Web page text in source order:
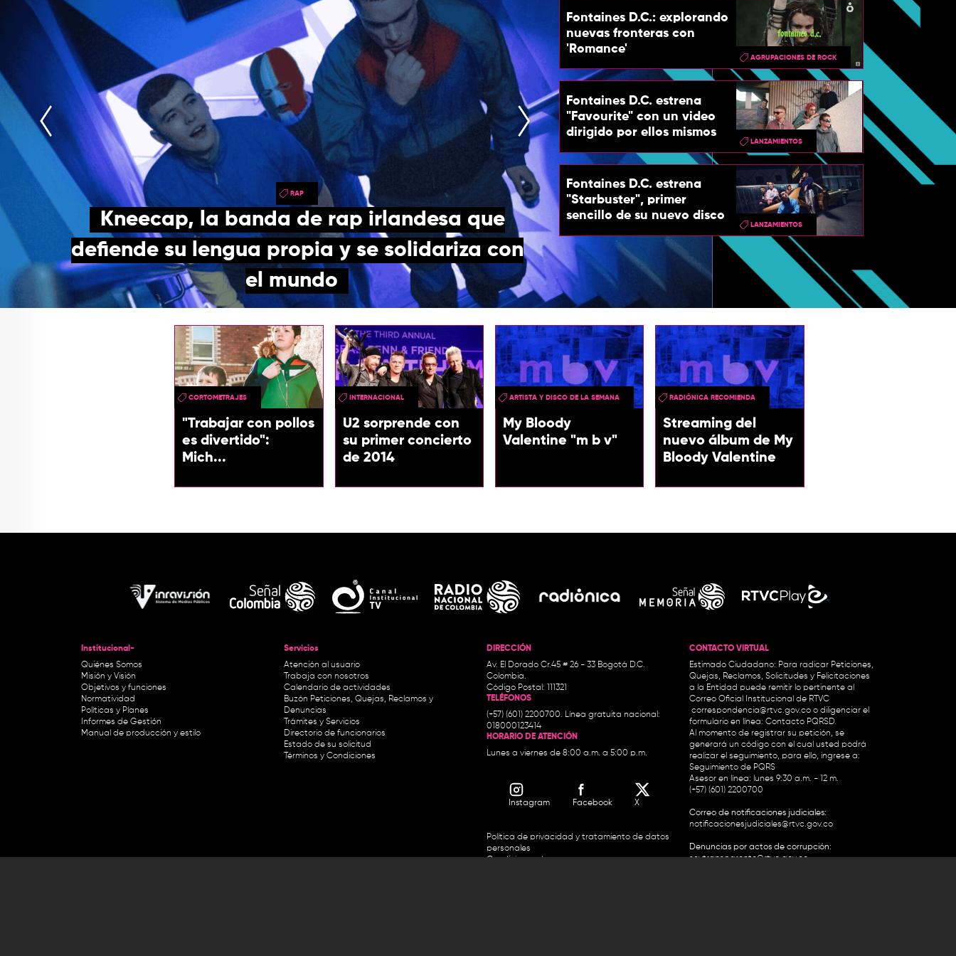
RAP
Kneecap, la banda de rap irlandesa que
defiende su lengua propia y se solidariza con
el mundo
Falleció
Fontaines D.C.: explorando
nuevas fronteras con
'Romance'
AGRUPACIONES DE ROCK
Fontaines D.C. estrena
"Favourite" con un video
dirigido por ellos mismos
LANZAMIENTOS
Fontaines D.C. estrena
"Starbuster", primer
sencillo de su nuevo disco
LANZAMIENTOS
"Trabajar con pollos
es divertido":
Mich...
CORTOMETRAJES
U2 sorprende con
su primer concierto
de 2014
INTERNACIONAL
My Bloody
Valentine "m b v"
ARTISTA Y DISCO DE LA SEMANA
Streaming del
nuevo álbum de My
Bloody Valentine
RADIÓNICA RECOMIENDA
Institucional-
Quiénes Somos
Misión y Visión
Objetivos y funciones
Normatividad
Políticas y Planes
Informes de Gestión
Manual de producción y estilo
Servicios
Atención al usuario
Trabaja con nosotros
Calendario de actividades
Buzón Peticiones, Quejas, Reclamos y
Denuncias
Trámites y Servicios
Directorio de funcionarios
Estado de su solicitud
Términos y Condiciones
DIRECCIÓN
Av. El Dorado Cr.45 # 26 - 33 Bogotá D.C.
Colombia.
Código Postal: 111321
TELÉFONOS
(+57) (601) 2200700. Línea gratuita nacional:
018000123414
HORARIO DE ATENCIÓN
Lunes a viernes de 8:00 a.m. a 5:00 p.m.
Instagram Facebook X
Política de privacidad y tratamiento de datos
personales
CONTACTO VIRTUAL
Estimado Ciudadano: Para radicar Peticiones,
Quejas, Reclamos, Solicitudes y Felicitaciones
a la Entidad puede remitir lo pertinente al
Correo Oficial Institucional de RTVC
correspondencia@rtvc.gov.co o diligenciar el
formulario en línea: Contacto PQRSD.
Al momento de registrar su petición, se
generará un código con el cual usted podrá
realizar el seguimiento, para ello, ingrese a:
Seguimiento de PQRS
Asesor en línea: lunes 9:30 a.m. - 12 m.
(+57) (601) 2200700
Correo de notificaciones judiciales:
notificacionesjudiciales@rtvc.gov.co
Denuncias por actos de corrupción:
soytransparente@rtvc.gov.co